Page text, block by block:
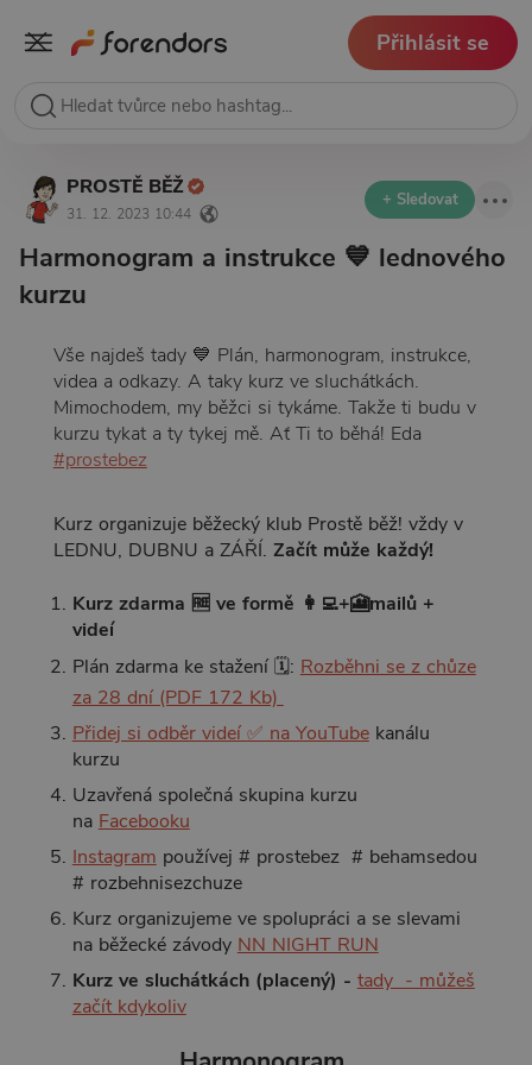
Přihlásit se
PROSTĚ BĚŽ
31. 12. 2023 10:44
+ Sledovat
Harmonogram a instrukce 💙 lednového
kurzu
Vše najdeš tady 💙 Plán, harmonogram, instrukce,
videa a odkazy. A taky kurz ve sluchátkách.
Mimochodem, my běžci si tykáme. Takže ti budu v
kurzu tykat a ty tykej mě. Ať Ti to běhá! Eda
#prostebez
Kurz organizuje běžecký klub Prostě běž! vždy v
LEDNU, DUBNU a ZÁŘÍ. Začít může každý!
Kurz zdarma 🆓 ve formě 👩‍💻+🎦mailů +
videí
Plán zdarma ke stažení 🗓️: Rozběhni se z chůze
za 28 dní (PDF 172 Kb)
Přidej si odběr videí ✅ na YouTubekanálu
kurzu
Uzavřená společná skupina kurzu
na Facebooku
Instagram používej # prostebez # behamsedou
# rozbehnisezchuze
Kurz organizujeme ve spolupráci a se slevami
na běžecké závody NN NIGHT RUN
Kurz ve sluchátkách (placený) - tady - můžeš
začít kdykoliv